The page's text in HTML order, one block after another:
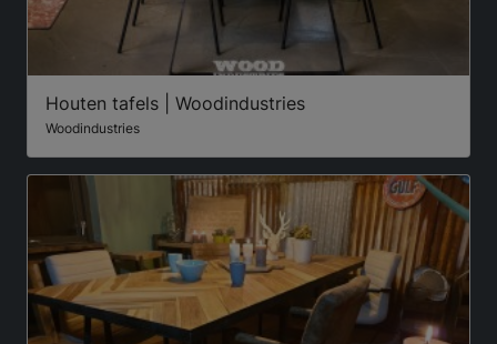
Houten tafels | Woodindustries
Woodindustries